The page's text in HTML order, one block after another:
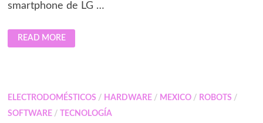
smartphone de LG …
LG
Q6
PRESENTA
READ MORE
ELECTRODOMÉSTICOS / HARDWARE/ MEXICO/ ROBOTS /
SOFTWARE/ TECNOLOGÍA